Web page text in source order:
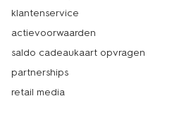
klantenservice
actievoorwaarden
saldo cadeaukaart opvragen
partnerships
retail media